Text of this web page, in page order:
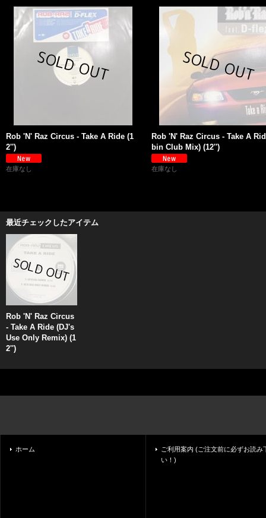
Rob 'N' Raz Circus - Take A Ride (1
2'')
在庫なし
Rob 'N' Raz Circus - Take A
bin Club Mix) (12'')
在庫なし
最近チェックしたアイテム
Rob 'N' Raz Circus
- Take A Ride (DJ's
Use Only Remix) (1
2'')
ホーム
ご利用案内 (ご注文前に必ずお読み
い！)